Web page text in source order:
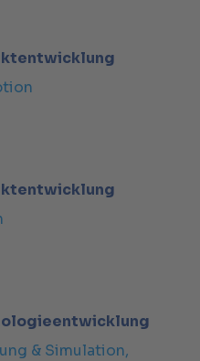
& Simulation,